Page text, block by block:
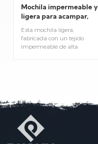
Mochila impermeable y
ligera para acampar,
hacer senderismo y
actividades al aire
libre.
Esta mochila ligera,
fabricada con un tejido
impermeable de alta
almacenamiento para
organizar todos tus artículos
esenciales para actividades
al aire libre.